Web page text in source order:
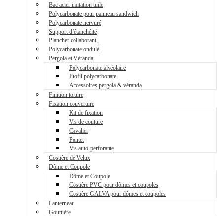
Bac acier imitation tuile
Polycarbonate pour panneau sandwich
Polycarbonate nervuré
Support d’étanchéité
Plancher collaborant
Polycarbonate ondulé
Pergola et Véranda
Polycarbonate alvéolaire
Profil polycarbonate
Accessoires pergola & véranda
Finition toiture
Fixation couverture
Kit de fixation
Vis de couture
Cavalier
Pontet
Vis auto-perforante
Costière de Velux
Dôme et Coupole
Dôme et Coupole
Costière PVC pour dômes et coupoles
Costière GALVA pour dômes et coupoles
Lanterneau
Gouttière